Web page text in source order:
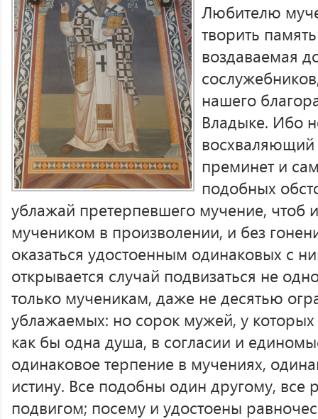
Любителю
творить
воздаваемая
нашего
Владыке. Ибо
преминет и
подобных
ублажай претерпевшего мучение, чтоб
мучеником в произволении, и без
оказаться удостоенным одинаковых с
открывается случай подвизаться не
только мученикам, даже не десятью
ублажаемых: но сорок мужей, у
как бы одна душа, в согласии и
одинаковое терпение в мучениях,
истину. Все подобны один другому,
подвигом; посему и удостоены